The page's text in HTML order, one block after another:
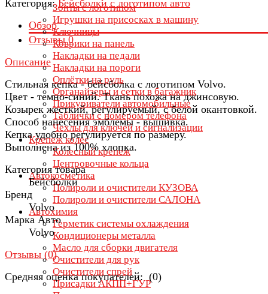
Зонты с логотипом
Игрушки на присосках в машину
Ключницы
Коврики на панель
Накладки на педали
Накладки на пороги
Оплётки на руль
Органайзеры и сетки в багажник
Прикуриватели автомобильные
Таблички с номером телефона
Чехлы для ключей и сигнализации
Крепеж колес
Колесный крепеж
Центровочные кольца
Автокосметика
Полироли и очистители КУЗОВА
Полироли и очистители САЛОНА
Автохимия
Герметик системы охлаждения
Кондиционеры металла
Масло для сборки двигателя
Очистители для рук
Очистители спрей
Присадки АКПП+ГУР
Категория:Бейсболки с логотипом авто
Обзор
Отзывы0
Описание
Стильная кепка - бейсболка с логотипом Volvo.
Цвет - темно-синий. Ткань похожа на джинсовую.
Козырек жесткий, регулируемый, с белой окантовкой.
Способ нанесения эмблемы - вышивка.
Кепка удобно регулируется по размеру.
Выполнена из 100% хлопка.
Категория товара
Бейсболки
Бренд
Volvo
Марка Авто
Volvo
Отзывы (0)
Средняя оценка покупателей: (0)